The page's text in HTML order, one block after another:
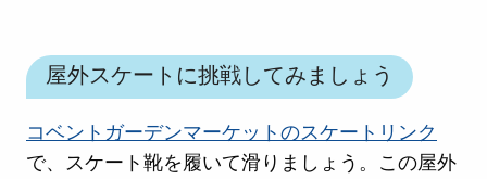
屋外スケートに挑戦してみましょう
コベントガーデンマーケットのスケートリンク
で、スケート靴を履いて滑りましょう。この屋外